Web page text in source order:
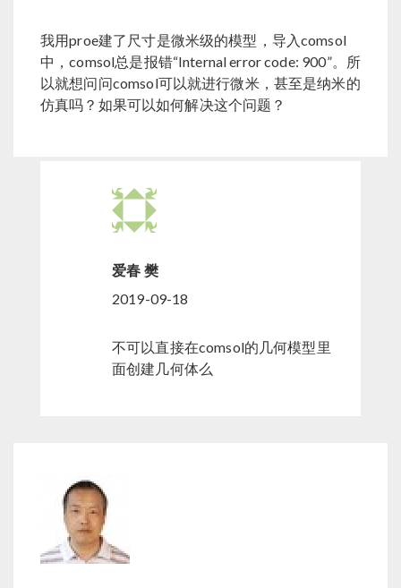
我用proe建了尺寸是微米级的模型，导入comsol
中，comsol总是报错“Internal error code: 900”。所
以就想问问comsol可以就进行微米，甚至是纳米的
仿真吗？如果可以如何解决这个问题？
爱春 樊
2019-09-18
不可以直接在comsol的几何模型里
面创建几何体么